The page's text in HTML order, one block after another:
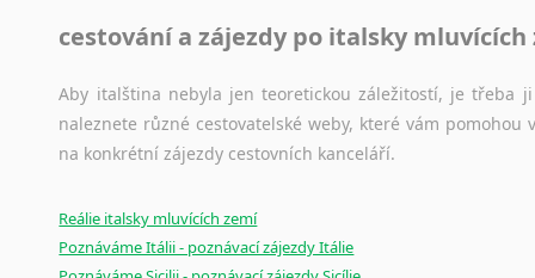
cestování a zájezdy po italsky mluvících
Aby italština nebyla jen teoretickou záležitostí, je třeba
naleznete různé cestovatelské weby, které vám
na konkrétní zájezdy cestovních kanceláří.
Reálie italsky mluvících zemí
Poznáváme Itálii - poznávací zájezdy Itálie